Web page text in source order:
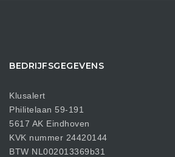
BEDRIJFSGEGEVENS
Klusalert
Philitelaan 59-191
5617 AK Eindhoven
KVK nummer 24420144
BTW NL002013369b31